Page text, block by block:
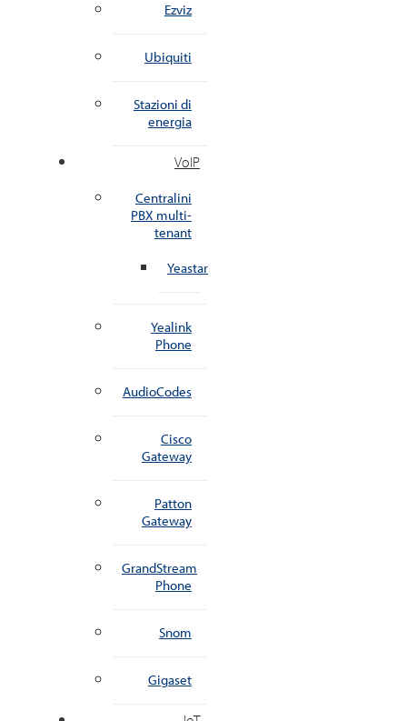
Ezviz
Ubiquiti
Stazioni di
energia
VoIP
Centralini
PBX multi-
tenant
Yeastar
Yealink
Phone
AudioCodes
Cisco
Gateway
Patton
Gateway
GrandStream
Phone
Snom
Gigaset